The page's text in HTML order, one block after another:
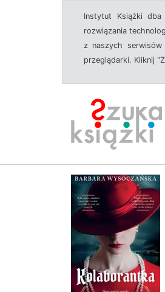
Instytut Książki
rozwiązania
z naszych
przeglądarki. Kliknij